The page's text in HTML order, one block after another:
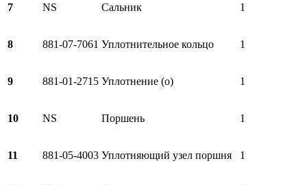
7 NS Сальник 1
8 881-07-7061 Уплотнительное кольцо 1
9 881-01-2715 Уплотнение (о) 1
10 NS Поршень 1
11 881-05-4003 Уплотняющий узел поршня 1